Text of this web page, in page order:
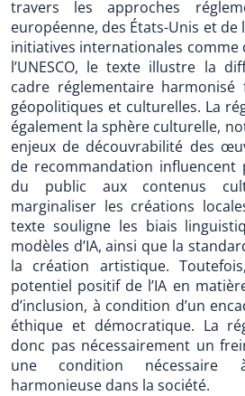
travers les approches
européenne, des États-Unis et de
initiatives internationales comme
l’UNESCO, le texte illustre la
cadre réglementaire harmonisé
géopolitiques et culturelles. La
également la sphère culturelle,
enjeux de découvrabilité des
de recommandation influencent
du public aux contenus
marginaliser les créations
texte souligne les biais
modèles d’IA, ainsi que la
la création artistique.
potentiel positif de l’IA en
d’inclusion, à condition d’un
éthique et démocratique. La
donc pas nécessairement un
une condition nécessaire
harmonieuse dans la société.